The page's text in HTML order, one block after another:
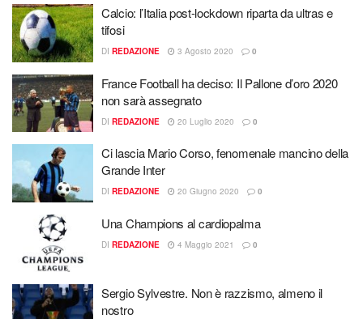
Calcio: l’Italia post-lockdown riparta da ultras e
tifosi
DI REDAZIONE 3 Agosto 2020 0
France Football ha deciso: Il Pallone d’oro 2020
non sarà assegnato
DI REDAZIONE 20 Luglio 2020 0
Ci lascia Mario Corso, fenomenale mancino della
Grande Inter
DI REDAZIONE 20 Giugno 2020 0
Una Champions al cardiopalma
DI REDAZIONE 4 Maggio 2021 0
Sergio Sylvestre. Non è razzismo, almeno il
nostro